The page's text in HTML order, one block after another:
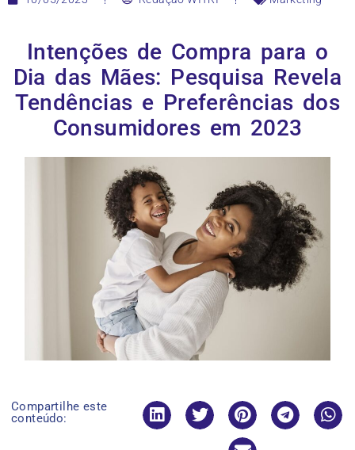
Intenções de Compra para o
Dia das Mães: Pesquisa Revela
Tendências e Preferências dos
Consumidores em 2023
Compartilhe este
conteúdo: